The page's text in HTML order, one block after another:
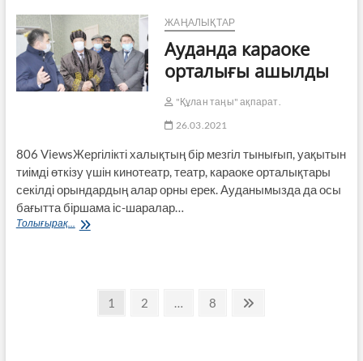
ЖАҢАЛЫҚТАР
Ауданда караоке
орталығы ашылды
"Құлан таңы" ақпарат.
26.03.2021
806 ViewsЖергілікті халықтың бір мезгіл тынығып, уақытын
тиімді өткізу үшін кинотеатр, театр, караоке орталықтары
секілді орындардың алар орны ерек. Ауданымызда да осы
бағытта біршама іс-шаралар…
Толығырақ...
Ауданда
ПагинацияPage
1 Page
2 Page
8